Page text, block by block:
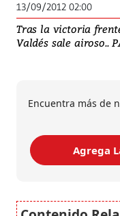
13/09/2012 02:00
Tras la victoria
Valdés sale airoso..
Encuentra más de
Agrega